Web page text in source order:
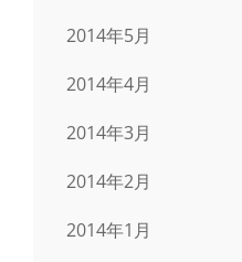
2014年5月
2014年4月
2014年3月
2014年2月
2014年1月